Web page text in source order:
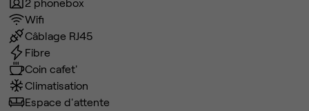
2 phonebox
Wifi
Câblage RJ45
Fibre
Coin cafet'
Climatisation
Espace d'attente